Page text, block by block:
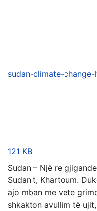
sudan-climate-
121 KB
Sudan – Një re
Sudanit, Khartoum.
ajo mban me vete
shkakton avullim të